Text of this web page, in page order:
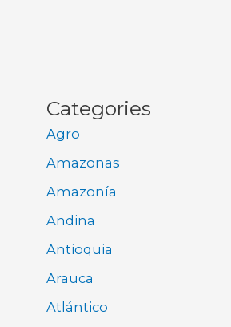
Categories
Agro
Amazonas
Amazonía
Andina
Antioquia
Arauca
Atlántico